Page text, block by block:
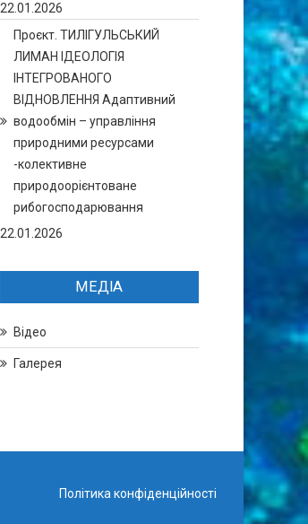
22.01.2026
Проєкт. ТИЛІГУЛЬСЬКИЙ
ЛИМАН ІДЕОЛОГІЯ
ІНТЕГРОВАНОГО
ВІДНОВЛЕННЯ Адаптивний
водообмін – управління
природними ресурсами
-колективне
природоорієнтоване
рибогосподарювання
22.01.2026
МЕДІА
Відео
Галерея
Політика конфіденційності